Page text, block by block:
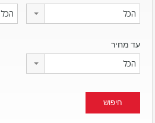
הכל הכל
עד מחיר
הכל